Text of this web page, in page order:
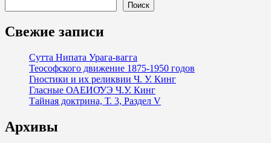
Поиск
Свежие записи
Сутта Нипата Урага-вагга
Теософского движение 1875-1950 годов
Гностики и их реликвии Ч. У. Кинг
Гласные ОАЕИО̄УЭ Ч.У. Кинг
Тайная доктрина, Т. 3, Раздел V
Архивы